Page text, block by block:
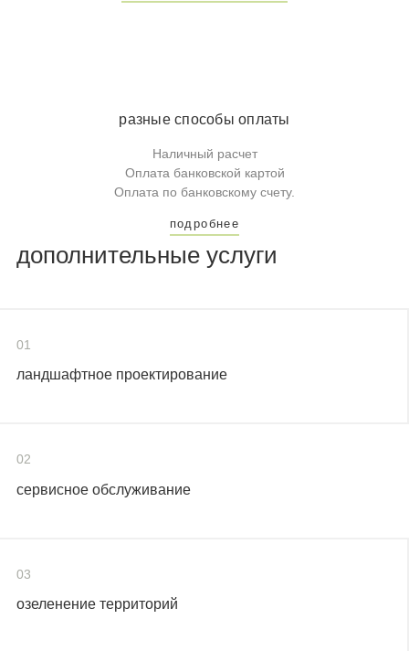
разные способы оплаты
Наличный расчет
Оплата банковской картой
Оплата по банковскому счету.
подробнее
дополнительные услуги
01
ландшафтное проектирование
02
сервисное обслуживание
03
озеленение территорий